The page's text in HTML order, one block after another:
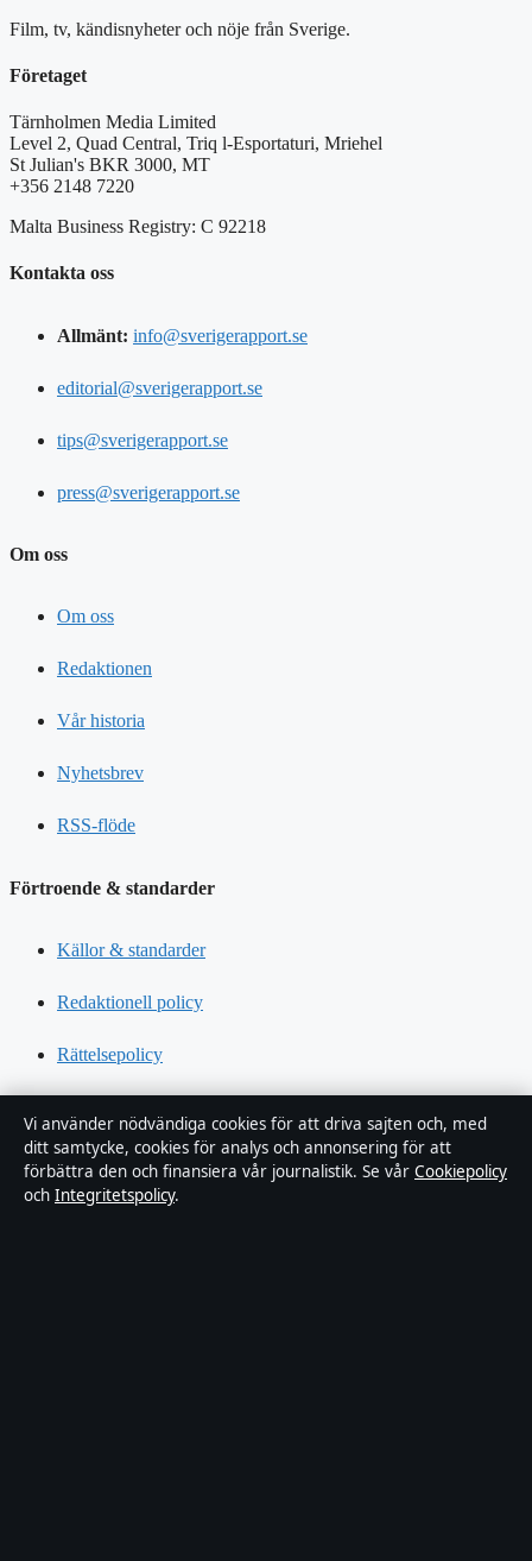
Film, tv, kändisnyheter och nöje från Sverige.
Företaget
Tärnholmen Media Limited
Level 2, Quad Central, Triq l-Esportaturi, Mriehel
St Julian's BKR 3000, MT
+356 2148 7220
Malta Business Registry: C 92218
Kontakta oss
Allmänt: info@sverigerapport.se
editorial@sverigerapport.se
tips@sverigerapport.se
press@sverigerapport.se
Om oss
Om oss
Redaktionen
Vår historia
Nyhetsbrev
RSS-flöde
Förtroende & standarder
Källor & standarder
Redaktionell policy
Rättelsepolicy
Kändisar & integritet
Integritetspolicy
Vi använder nödvändiga cookies för att driva sajten och, med
ditt samtycke, cookies för analys och annonsering för att
förbättra den och finansiera vår journalistik. Se vår Cookiepolicy
och Integritetspolicy.